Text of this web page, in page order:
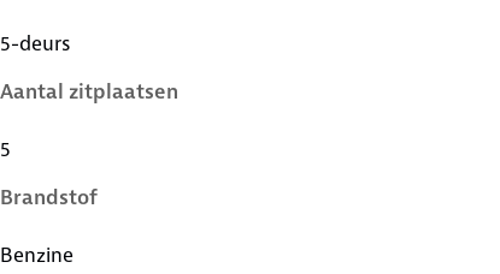
5-deurs
Aantal zitplaatsen
5
Brandstof
Benzine